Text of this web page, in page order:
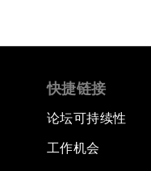
快捷链接
论坛可持续性
工作机会